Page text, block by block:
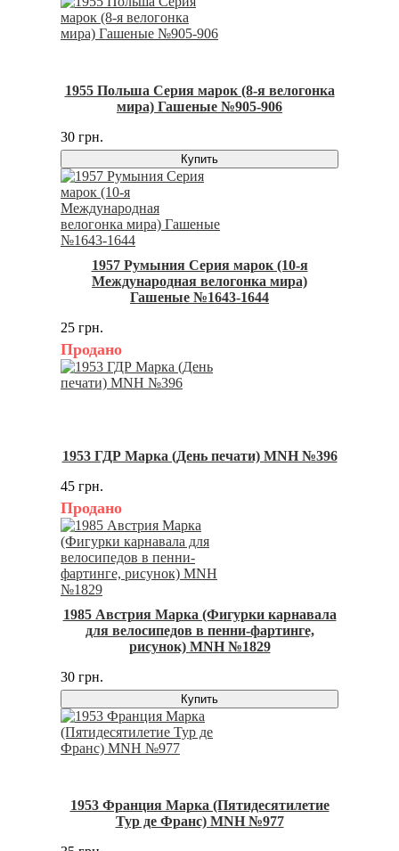
1955 Польша Серия марок (8-я велогонка
мира) Гашеные №905-906
30 грн.
Купить
1957 Румыния Серия марок (10-я
Международная велогонка мира)
Гашеные №1643-1644
25 грн.
Продано
1953 ГДР Марка (День печати) MNH №396
45 грн.
Продано
1985 Австрия Марка (Фигурки карнавала
для велосипедов в пенни-фартинге,
рисунок) MNH №1829
30 грн.
Купить
1953 Франция Марка (Пятидесятилетие
Тур де Франс) MNH №977